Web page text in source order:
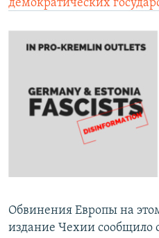
демократических
Обвинения Европы на
издание Чехии сообщило